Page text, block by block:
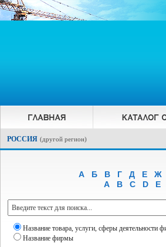
РОССИЯ (другой регион)
А
Б В Г Д Е Ж
A
B C D E
Название товара, услуги, сферы деятельности
Название фирмы